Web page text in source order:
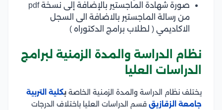
صورة شهادة الماجستير بالإضافة إلى نسخة pdf
من رسالة الماجستير بالاضافة الى السجل
الاكاديمي ( لطلاب برامج الدكتوراه )
نظام الدراسة والمدة الزمنية لبرامج
الدراسات العليا
يختلف نظام الدراسة والمدة الزمنية الخاصة بكلية التربية
جامعة الزقازيق قسم الدراسات العليا باختلاف الدرجات